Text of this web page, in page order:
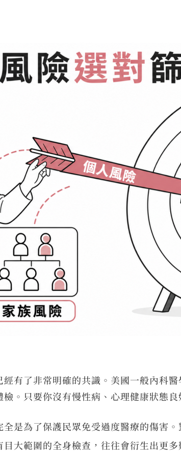
有了非常明確的共識。美國一般內科
。只要你沒有慢性病、心理健康狀態
是為了保護民眾免受過度醫療的傷害
大範圍的全身檢查，往往會衍生出更